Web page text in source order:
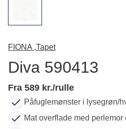
FIONA ,Tapet
Diva 590413
Fra 589 kr./rulle
Påfuglemønster i lysegrøn/
Mat overflade med